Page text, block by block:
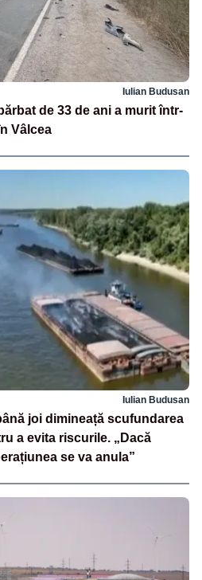
Iulian Budusan
de 33 de ani a murit într-
Vâlcea
Iulian Budusan
joi dimineață scufundarea
a evita riscurile. „Dacă
se va anula”